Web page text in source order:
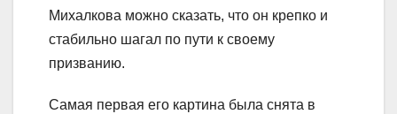
Михалкова можно сказать, что он крепко и
стабильно шагал по пути к своему
призванию.
Самая первая его картина была снята в